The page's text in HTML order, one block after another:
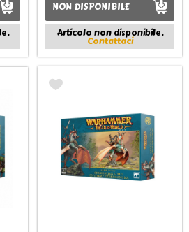
NON DISPONIBILE
Articolo non disponibile.
Contattaci